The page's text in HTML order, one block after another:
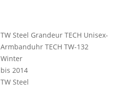
TW Steel Grandeur TECH Unisex-
Armbanduhr TECH TW-132
Winter
bis 2014
TW Steel